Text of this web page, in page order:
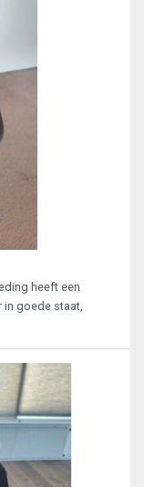
heeft een
in goede staat,